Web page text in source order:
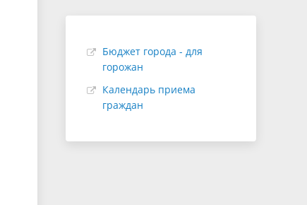
Бюджет города - для
горожан
Календарь приема
граждан